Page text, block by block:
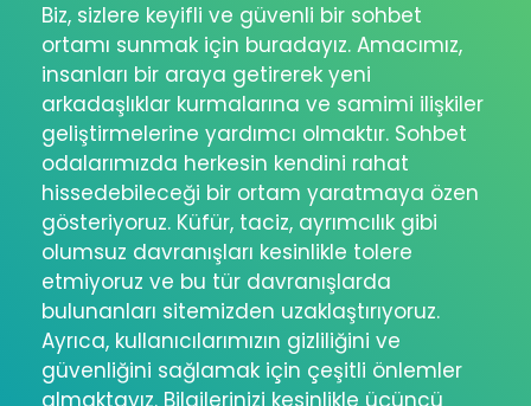
Biz, sizlere keyifli ve güvenli bir sohbet
ortamı sunmak için buradayız. Amacımız,
insanları bir araya getirerek yeni
arkadaşlıklar kurmalarına ve samimi ilişkiler
geliştirmelerine yardımcı olmaktır. Sohbet
odalarımızda herkesin kendini rahat
hissedebileceği bir ortam yaratmaya özen
gösteriyoruz. Küfür, taciz, ayrımcılık gibi
olumsuz davranışları kesinlikle tolere
etmiyoruz ve bu tür davranışlarda
bulunanları sitemizden uzaklaştırıyoruz.
Ayrıca, kullanıcılarımızın gizliliğini ve
güvenliğini sağlamak için çeşitli önlemler
almaktayız. Bilgilerinizi kesinlikle üçüncü